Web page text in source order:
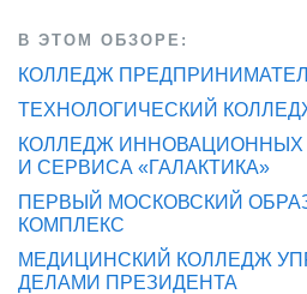
В ЭТОМ ОБЗОРЕ:
КОЛЛЕДЖ
ТЕХНОЛОГИЧЕСКИЙ
КОЛЛЕДЖ ИННОВАЦИОННЫХ
И СЕРВИСА «ГАЛАКТИКА»
ПЕРВЫЙ МОСКОВСКИЙ
КОМПЛЕКС
МЕДИЦИНСКИЙ КОЛЛЕДЖ
ДЕЛАМИ ПРЕЗИДЕНТА